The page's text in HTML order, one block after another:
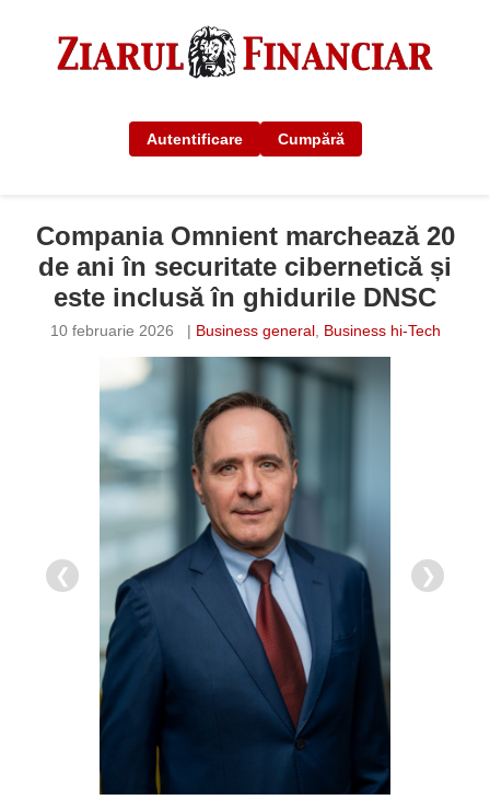
Autentificare Cumpără
Compania Omnient marchează 20
de ani în securitate cibernetică și
este inclusă în ghidurile DNSC
10 februarie 2026 | Business general, Business hi-Tech
❮ ❯